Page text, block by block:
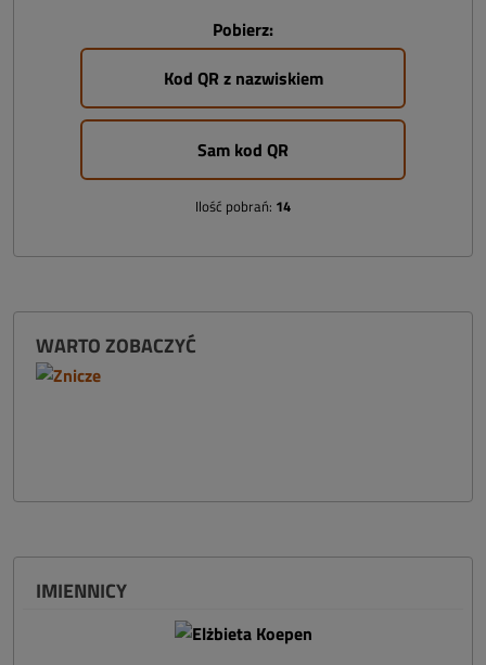
Pobierz:
Kod QR z nazwiskiem
Sam kod QR
Ilość pobrań: 14
WARTO ZOBACZYĆ
IMIENNICY